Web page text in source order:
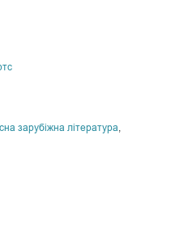
зарубіжна література,